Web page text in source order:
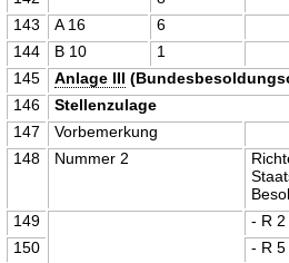
143
A 16 6
144
B 10 1
145
Anlage III
146
Stellenzulage
147
Vorbemerkung
148
Nummer 2
149
- R 2
150
- R 5